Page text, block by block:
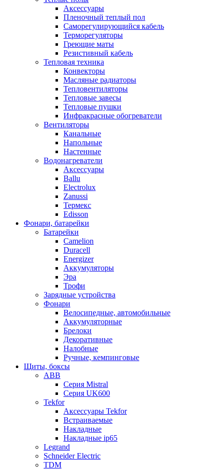
Аксессуары
Пленочный теплый пол
Саморегулирующийся кабель
Терморегуляторы
Греющие маты
Резистивный кабель
Тепловая техника
Конвекторы
Масляные радиаторы
Тепловентиляторы
Тепловые завесы
Тепловые пушки
Инфракрасные обогреватели
Вентиляторы
Канальные
Напольные
Настенные
Водонагреватели
Аксессуары
Ballu
Electrolux
Zanussi
Термекс
Edisson
Фонари, батарейки
Батарейки
Camelion
Duracell
Energizer
Аккумуляторы
Эра
Трофи
Зарядные устройства
Фонари
Велосипедные, автомобильные
Аккумуляторные
Брелоки
Декоративные
Налобные
Ручные, кемпинговые
Щиты, боксы
ABB
Серия Mistral
Серия UK600
Tekfor
Аксессуары Tekfor
Встраиваемые
Накладные
Накладные ip65
Legrand
Schneider Electric
TDM